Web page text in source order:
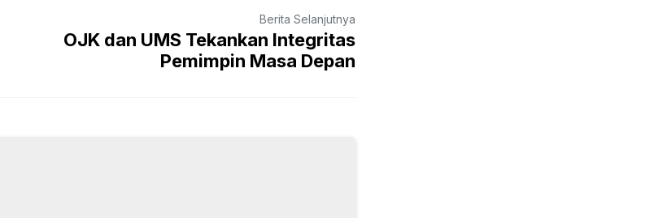
Berita Selanjutnya
OJK dan UMS Tekankan Integritas
Pemimpin Masa Depan